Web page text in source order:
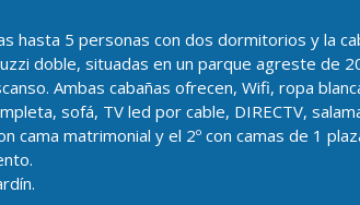
hasta 5 personas con dos dormitorios y la
doble, situadas en un parque agreste de
Ambas cabañas ofrecen, Wifi, ropa
sofá, TV led por cable, DIRECTV,
matrimonial y el 2º con camas de 1